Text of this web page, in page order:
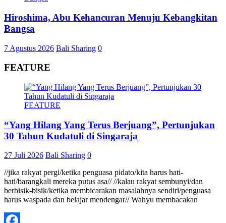
Hiroshima, Abu Kehancuran Menuju Kebangkitan
Bangsa
7 Agustus 2026 Bali Sharing 0
FEATURE
FEATURE
“Yang Hilang Yang Terus Berjuang”, Pertunjukan
30 Tahun Kudatuli di Singaraja
27 Juli 2026 Bali Sharing 0
//jika rakyat pergi/ketika penguasa pidato/kita harus hati-
hati/barangkali mereka putus asa// //kalau rakyat sembunyi/dan
berbisik-bisik/ketika membicarakan masalahnya sendiri/penguasa
harus waspada dan belajar mendengar// Wahyu membacakan